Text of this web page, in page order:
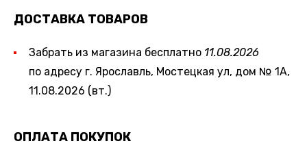
ДОСТАВКА ТОВАРОВ
Забрать из магазина бесплатно 11.08.2026
по адресу г. Ярославль, Мостецкая ул, дом № 1А,
11.08.2026 (вт.)
ОПЛАТА ПОКУПОК